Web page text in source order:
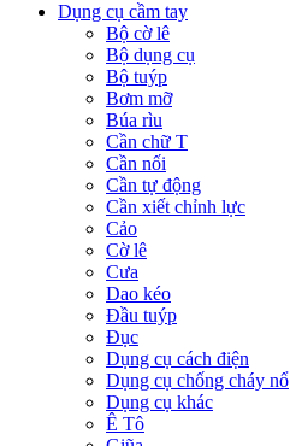
Dụng cụ cầm tay
Bộ cờ lê
Bộ dụng cụ
Bộ tuýp
Bơm mỡ
Búa rìu
Cần chữ T
Cần nối
Cần tự động
Cần xiết chỉnh lực
Cảo
Cờ lê
Cưa
Dao kéo
Đầu tuýp
Đục
Dụng cụ cách điện
Dụng cụ chống cháy nổ
Dụng cụ khác
Ê Tô